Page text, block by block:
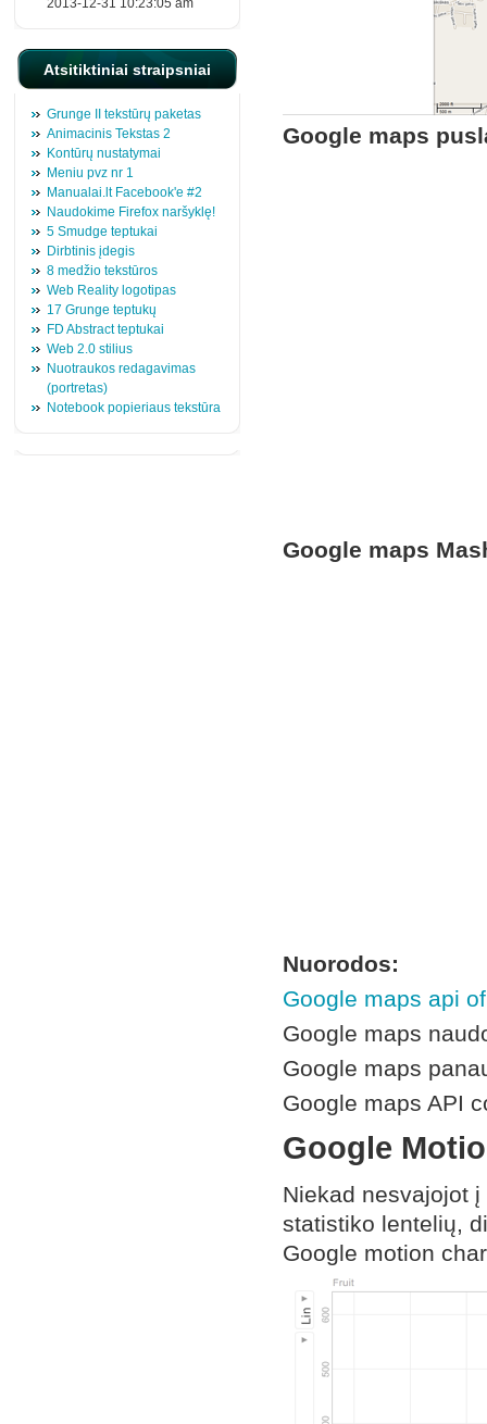
2013-12-31 10:23:05 am
Atsitiktiniai straipsniai
Grunge II tekstūrų paketas
Animacinis Tekstas 2
Kontūrų nustatymai
Meniu pvz nr 1
Manualai.lt Facebook'e #2
Naudokime Firefox naršyklę!
5 Smudge teptukai
Dirbtinis įdegis
8 medžio tekstūros
Web Reality logotipas
17 Grunge teptukų
FD Abstract teptukai
Web 2.0 stilius
Nuotraukos redagavimas
(portretas)
Notebook popieriaus tekstūra
Google maps
Google maps
Nuorodos:
Google maps api
Google maps
Google maps
Google maps API
Google
Niekad nesvajojot
statistiko lentelių,
Google motion